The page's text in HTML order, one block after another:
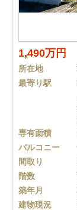
1,490万円
所在地
最寄り駅
専有面積
バルコニー
間取り
階数
築年月
建物現況